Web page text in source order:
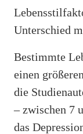
Unterschied
Bestimmte
einen
die
– zwischen 7
das